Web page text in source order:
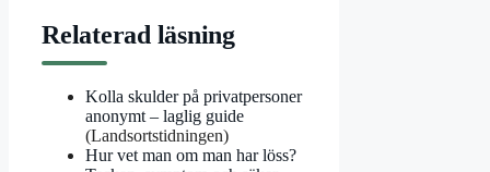
Relaterad läsning
Kolla skulder på privatpersoner
anonymt – laglig guide
(Landsortstidningen)
Hur vet man om man har löss?